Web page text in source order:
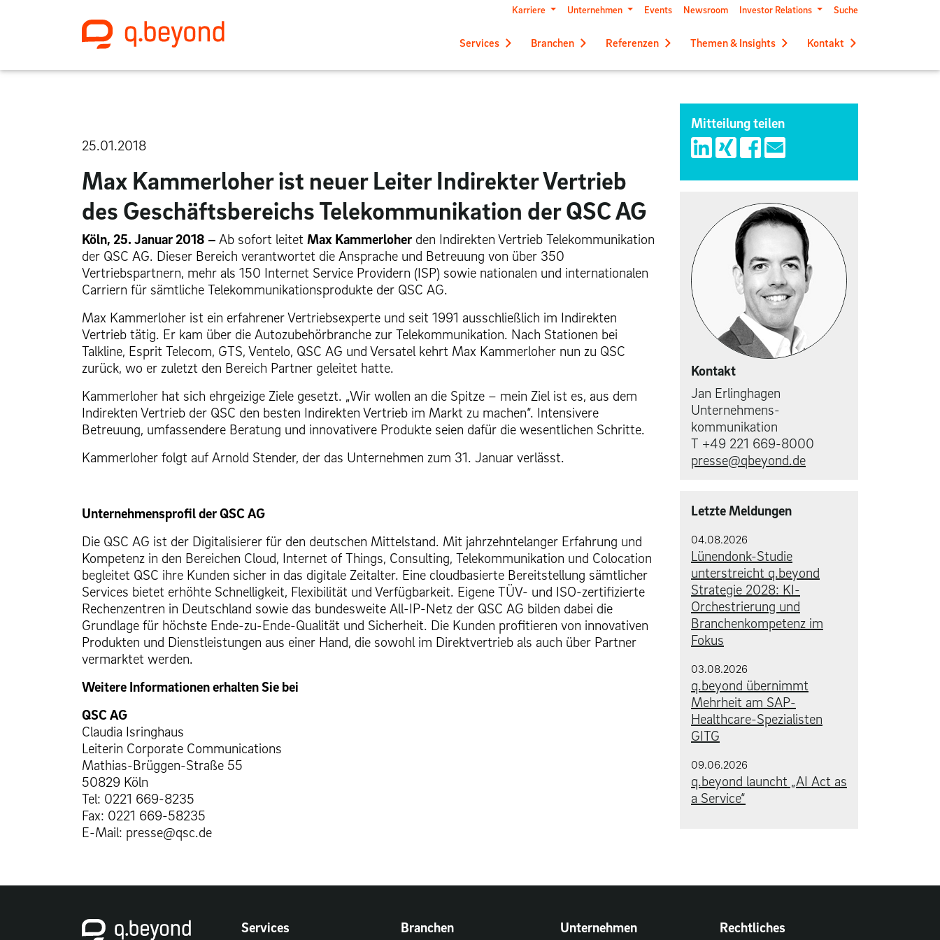
Services Branchen Referenzen Themen & Insights Kontakt
Karriere Unternehmen Events Newsroom Investor Relations Suche
25.01.2018
Max Kammerloher ist neuer Leiter Indirekter Vertrieb
des Geschäftsbereichs Telekommunikation der QSC AG
Köln, 25. Januar 2018 – Ab sofort leitet Max Kammerloher den Indirekten Vertrieb Telekommunikation
der QSC AG. Dieser Bereich verantwortet die Ansprache und Betreuung von über 350
Vertriebspartnern, mehr als 150 Internet Service Providern (ISP) sowie nationalen und internationalen
Carriern für sämtliche Telekommunikationsprodukte der QSC AG.
Max Kammerloher ist ein erfahrener Vertriebsexperte und seit 1991 ausschließlich im Indirekten
Vertrieb tätig. Er kam über die Autozubehörbranche zur Telekommunikation. Nach Stationen bei
Talkline, Esprit Telecom, GTS, Ventelo, QSC AG und Versatel kehrt Max Kammerloher nun zu QSC
zurück, wo er zuletzt den Bereich Partner geleitet hatte.
Kammerloher hat sich ehrgeizige Ziele gesetzt. „Wir wollen an die Spitze – mein Ziel ist es, aus dem
Indirekten Vertrieb der QSC den besten Indirekten Vertrieb im Markt zu machen“. Intensivere
Betreuung, umfassendere Beratung und innovativere Produkte seien dafür die wesentlichen Schritte.
Kammerloher folgt auf Arnold Stender, der das Unternehmen zum 31. Januar verlässt.
Unternehmensprofil der QSC AG
Die QSC AG ist der Digitalisierer für den deutschen Mittelstand. Mit jahrzehntelanger Erfahrung und
Kompetenz in den Bereichen Cloud, Internet of Things, Consulting, Telekommunikation und Colocation
begleitet QSC ihre Kunden sicher in das digitale Zeitalter. Eine cloudbasierte Bereitstellung sämtlicher
Services bietet erhöhte Schnelligkeit, Flexibilität und Verfügbarkeit. Eigene TÜV- und ISO-zertifizierte
Rechenzentren in Deutschland sowie das bundesweite All-IP-Netz der QSC AG bilden dabei die
Grundlage für höchste Ende-zu-Ende-Qualität und Sicherheit. Die Kunden profitieren von innovativen
Produkten und Dienstleistungen aus einer Hand, die sowohl im Direktvertrieb als auch über Partner
vermarktet werden.
Weitere Informationen erhalten Sie bei
QSC AG
Claudia Isringhaus
Leiterin Corporate Communications
Mathias-Brüggen-Straße 55
50829 Köln
Tel: 0221 669-8235
Fax: 0221 669-58235
E-Mail: presse@qsc.de
Mitteilung teilen
Kontakt
Jan Erlinghagen
Unternehmens­
kommunikation
T +49 221 669-8000
presse@qbeyond.de
Letzte Meldungen
04.08.2026
Lünendonk-Studie
unterstreicht q.beyond
Strategie 2028: KI-
Orchestrierung und
Branchenkompetenz im
Fokus
03.08.2026
q.beyond übernimmt
Mehrheit am SAP-
Healthcare-Spezialisten
GITG
09.06.2026
q.beyond launcht „AI Act as
a Service“
Services Branchen Unternehmen Rechtliches